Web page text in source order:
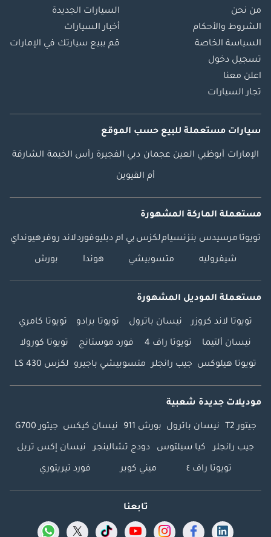
من نحن
الشروط والأحكام
السياسة الخاصة
تسجيل دخول
اعلن معنا
تجار السيارات
السيارات الجديدة
أخبار السيارات
قم ببيع سيارتك في الإمارات
سيارات مستعملة للبيع حسب الموقع
الإمارات أبوظبي العين عجمان دبي الفجيرة رأس الخيمة الشارقة
أم القيوين
مستعملة الماركة المشهورة
تويوتا مرسيدس بنزنسياملكزس بي ام دبليوفوردلاند روفرهيونداي
شيفروليه متسوبيشي هوندا بورش
مستعملة الموديل المشهورة
تويوتا لاند كروزر نيسان باترول تويوتا برادو تويوتا كامري
نيسان ألتيما تويوتا راف 4 فورد موستانج تويوتا كورولا
تويوتا هيلوكس جيب رانجلر متسوبيشي باجيرو لكزس LS 430
موديلات جديدة شعبية
جيتور T2 نيسان باترول بورش 911 نيسان كيكس جيتور G700
جيب رانجلر كيا سيلتوس دودج تشالينجر نيسان إكس تريل
تويوتا راف ٤ ميني كوبر فورد تيريتوري
تابعنا